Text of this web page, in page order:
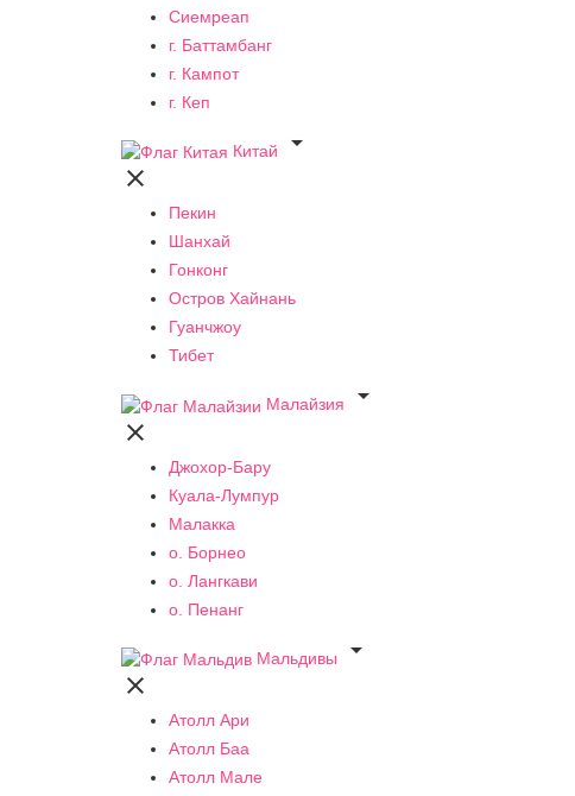
Сиемреап
г. Баттамбанг
г. Кампот
г. Кеп
Китай


Пекин
Шанхай
Гонконг
Остров Хайнань
Гуанчжоу
Тибет
Малайзия


Джохор-Бару
Куала-Лумпур
Малакка
о. Борнео
о. Лангкави
о. Пенанг
Мальдивы


Атолл Ари
Атолл Баа
Атолл Мале